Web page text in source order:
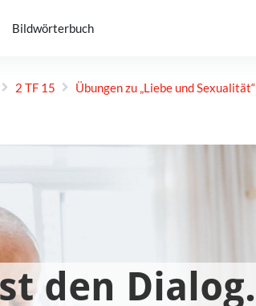
Bildwörterbuch
2 TF 15 Übungen zu „Liebe und Sexualität“